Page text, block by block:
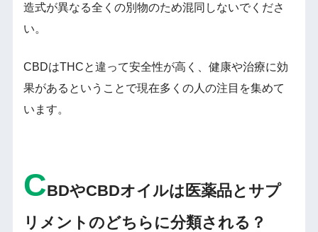
造式が異なる全くの別物のため混同しないでくださ
い。
CBDはTHCと違って安全性が高く、健康や治療に効
果があるということで現在多くの人の注目を集めて
います。
CBDやCBDオイルは医薬品とサプ
リメントのどちらに分類される？